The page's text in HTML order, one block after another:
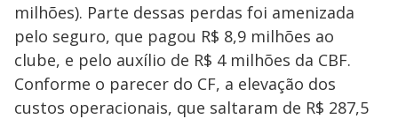
milhões). Parte dessas perdas foi amenizada
pelo seguro, que pagou R$ 8,9 milhões ao
clube, e pelo auxílio de R$ 4 milhões da CBF.
Conforme o parecer do CF, a elevação dos
custos operacionais, que saltaram de R$ 287,5